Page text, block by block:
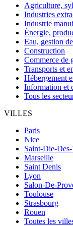
Agriculture,
Industries
Industrie
Énergie,
Eau, gestion
Construction
Commerce de
Transports et
Hébergement
Information et
Tous les
VILLES
Paris
Nice
Saint-Die-Des-
Marseille
Saint Denis
Lyon
Salon-De-
Toulouse
Strasbourg
Rouen
Toutes les